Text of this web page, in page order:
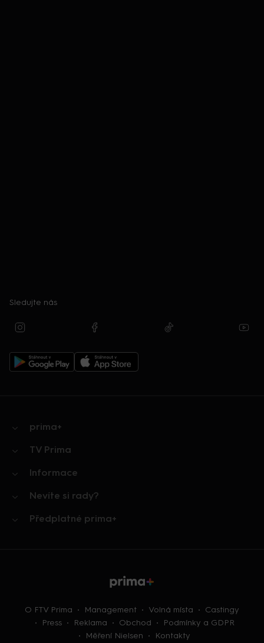
Sledujte nás
prima+
TV Prima
Informace
Nevíte si rady?
Předplatné prima+
O FTV Prima Management Volná místa
Castingy
Press
Reklama Obchod
Podmínky a GDPR
Měření Nielsen
Kontakty